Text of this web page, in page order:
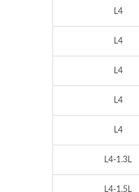
L4
L4
L4
L4
L4
L4-1.3L
L4-1.5L